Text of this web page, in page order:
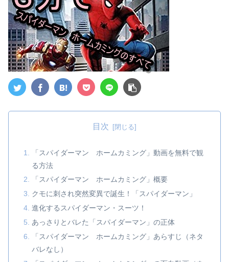
目次
「スパイダーマン ホームカミング」動画を無料で観
る方法
「スパイダーマン ホームカミング」概要
クモに刺され突然変異で誕生！「スパイダーマン」
進化するスパイダーマン・スーツ！
あっさりとバレた「スパイダーマン」の正体
「スパイダーマン ホームカミング」あらすじ（ネタ
バレなし）